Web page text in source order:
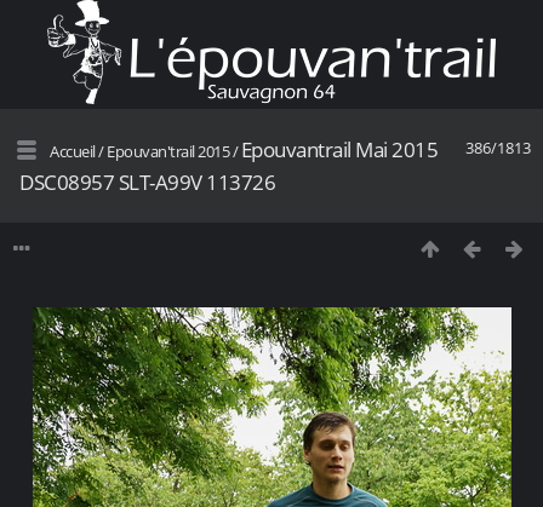
386/1813
Accueil/Epouvan'trail 2015/Epouvantrail Mai 2015
DSC08957 SLT-A99V 113726